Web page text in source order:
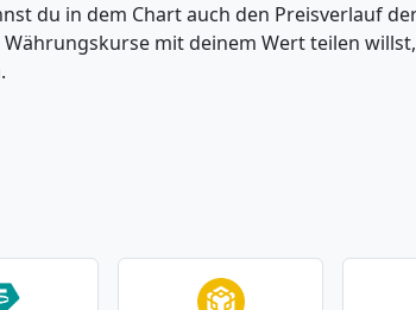
du in dem Chart auch den Preisverlauf
mit deinem Wert teilen